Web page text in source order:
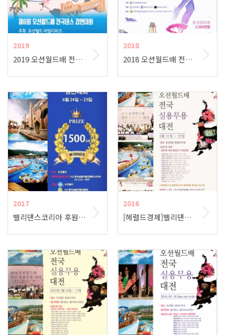
2019
2019 오션월드배 전국 댄스 경연대회
2018
2018 오션월드배 전국 댄스 경연대회 포스터
2017
밸리댄스코리아 후원, ‘오션월드배 전국실용무용경연대회’ 개최
2016
[헤럴드경제]밸리댄스코리아 컴퍼니 후원, ‘오션월드배 전국 벨리댄스경연대회’ 개최